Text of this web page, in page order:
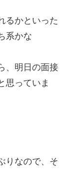
るかといった
系かな
、明日の面接
思っていま
りなので、そ